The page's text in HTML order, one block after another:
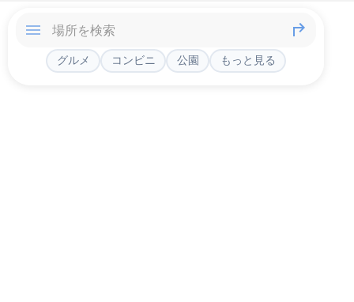
グルメ コンビニ 公園 もっと見る